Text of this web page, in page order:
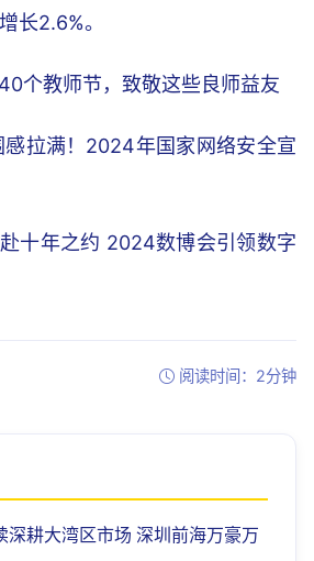
长2.6%。
个教师节，致敬这些良师益友
感拉满！2024年国家网络安全宣
十年之约 2024数博会引领数字
阅读时间：2分钟
深耕大湾区市场 深圳前海万豪万